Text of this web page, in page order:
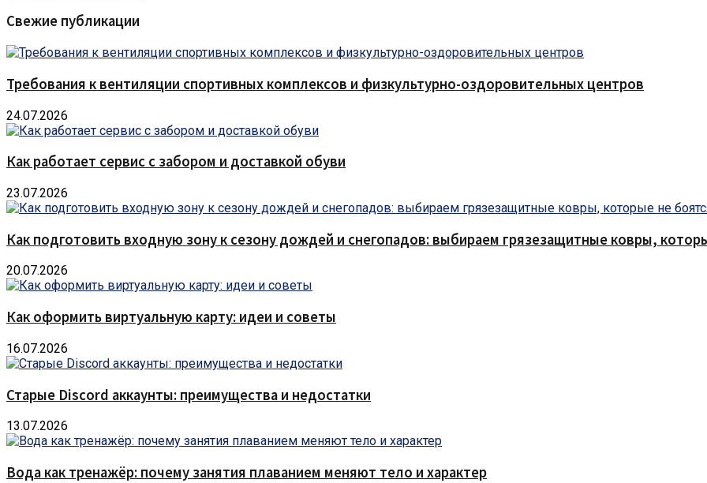
Свежие публикации
Требования к вентиляции спортивных комплексов и физкультурно-оздоровительных центров
24.07.2026
Как работает сервис с забором и доставкой обуви
23.07.2026
Как подготовить входную зону к сезону дождей и снегопадов: выбираем грязезащитные ковры,
20.07.2026
Как оформить виртуальную карту: идеи и советы
16.07.2026
Старые Discord аккаунты: преимущества и недостатки
13.07.2026
Вода как тренажёр: почему занятия плаванием меняют тело и характер